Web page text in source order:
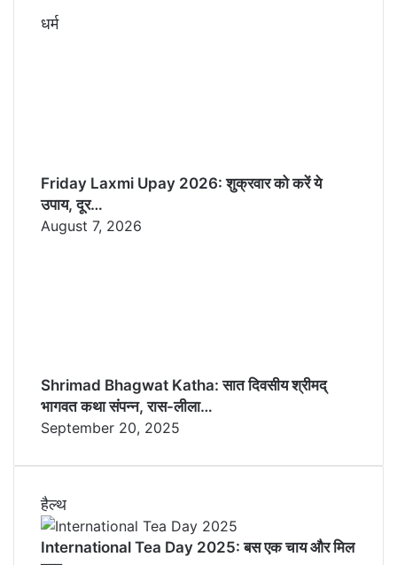
धर्म
Friday Laxmi Upay 2026: शुक्रवार को करें ये
उपाय, दूर…
August 7, 2026
Shrimad Bhagwat Katha: सात दिवसीय श्रीमद्
भागवत कथा संपन्न, रास-लीला…
September 20, 2025
हैल्थ
International Tea Day 2025: बस एक चाय और मिल